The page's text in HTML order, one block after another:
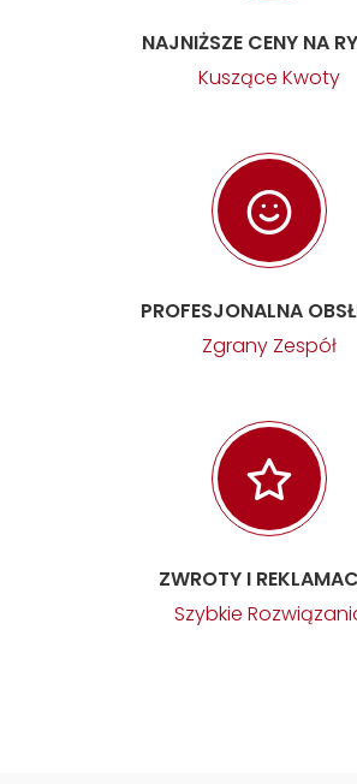
NAJNIŻSZE CENY NA
Kuszące Kwoty
PROFESJONALNA
Zgrany Zespół
ZWROTY I
Szybkie